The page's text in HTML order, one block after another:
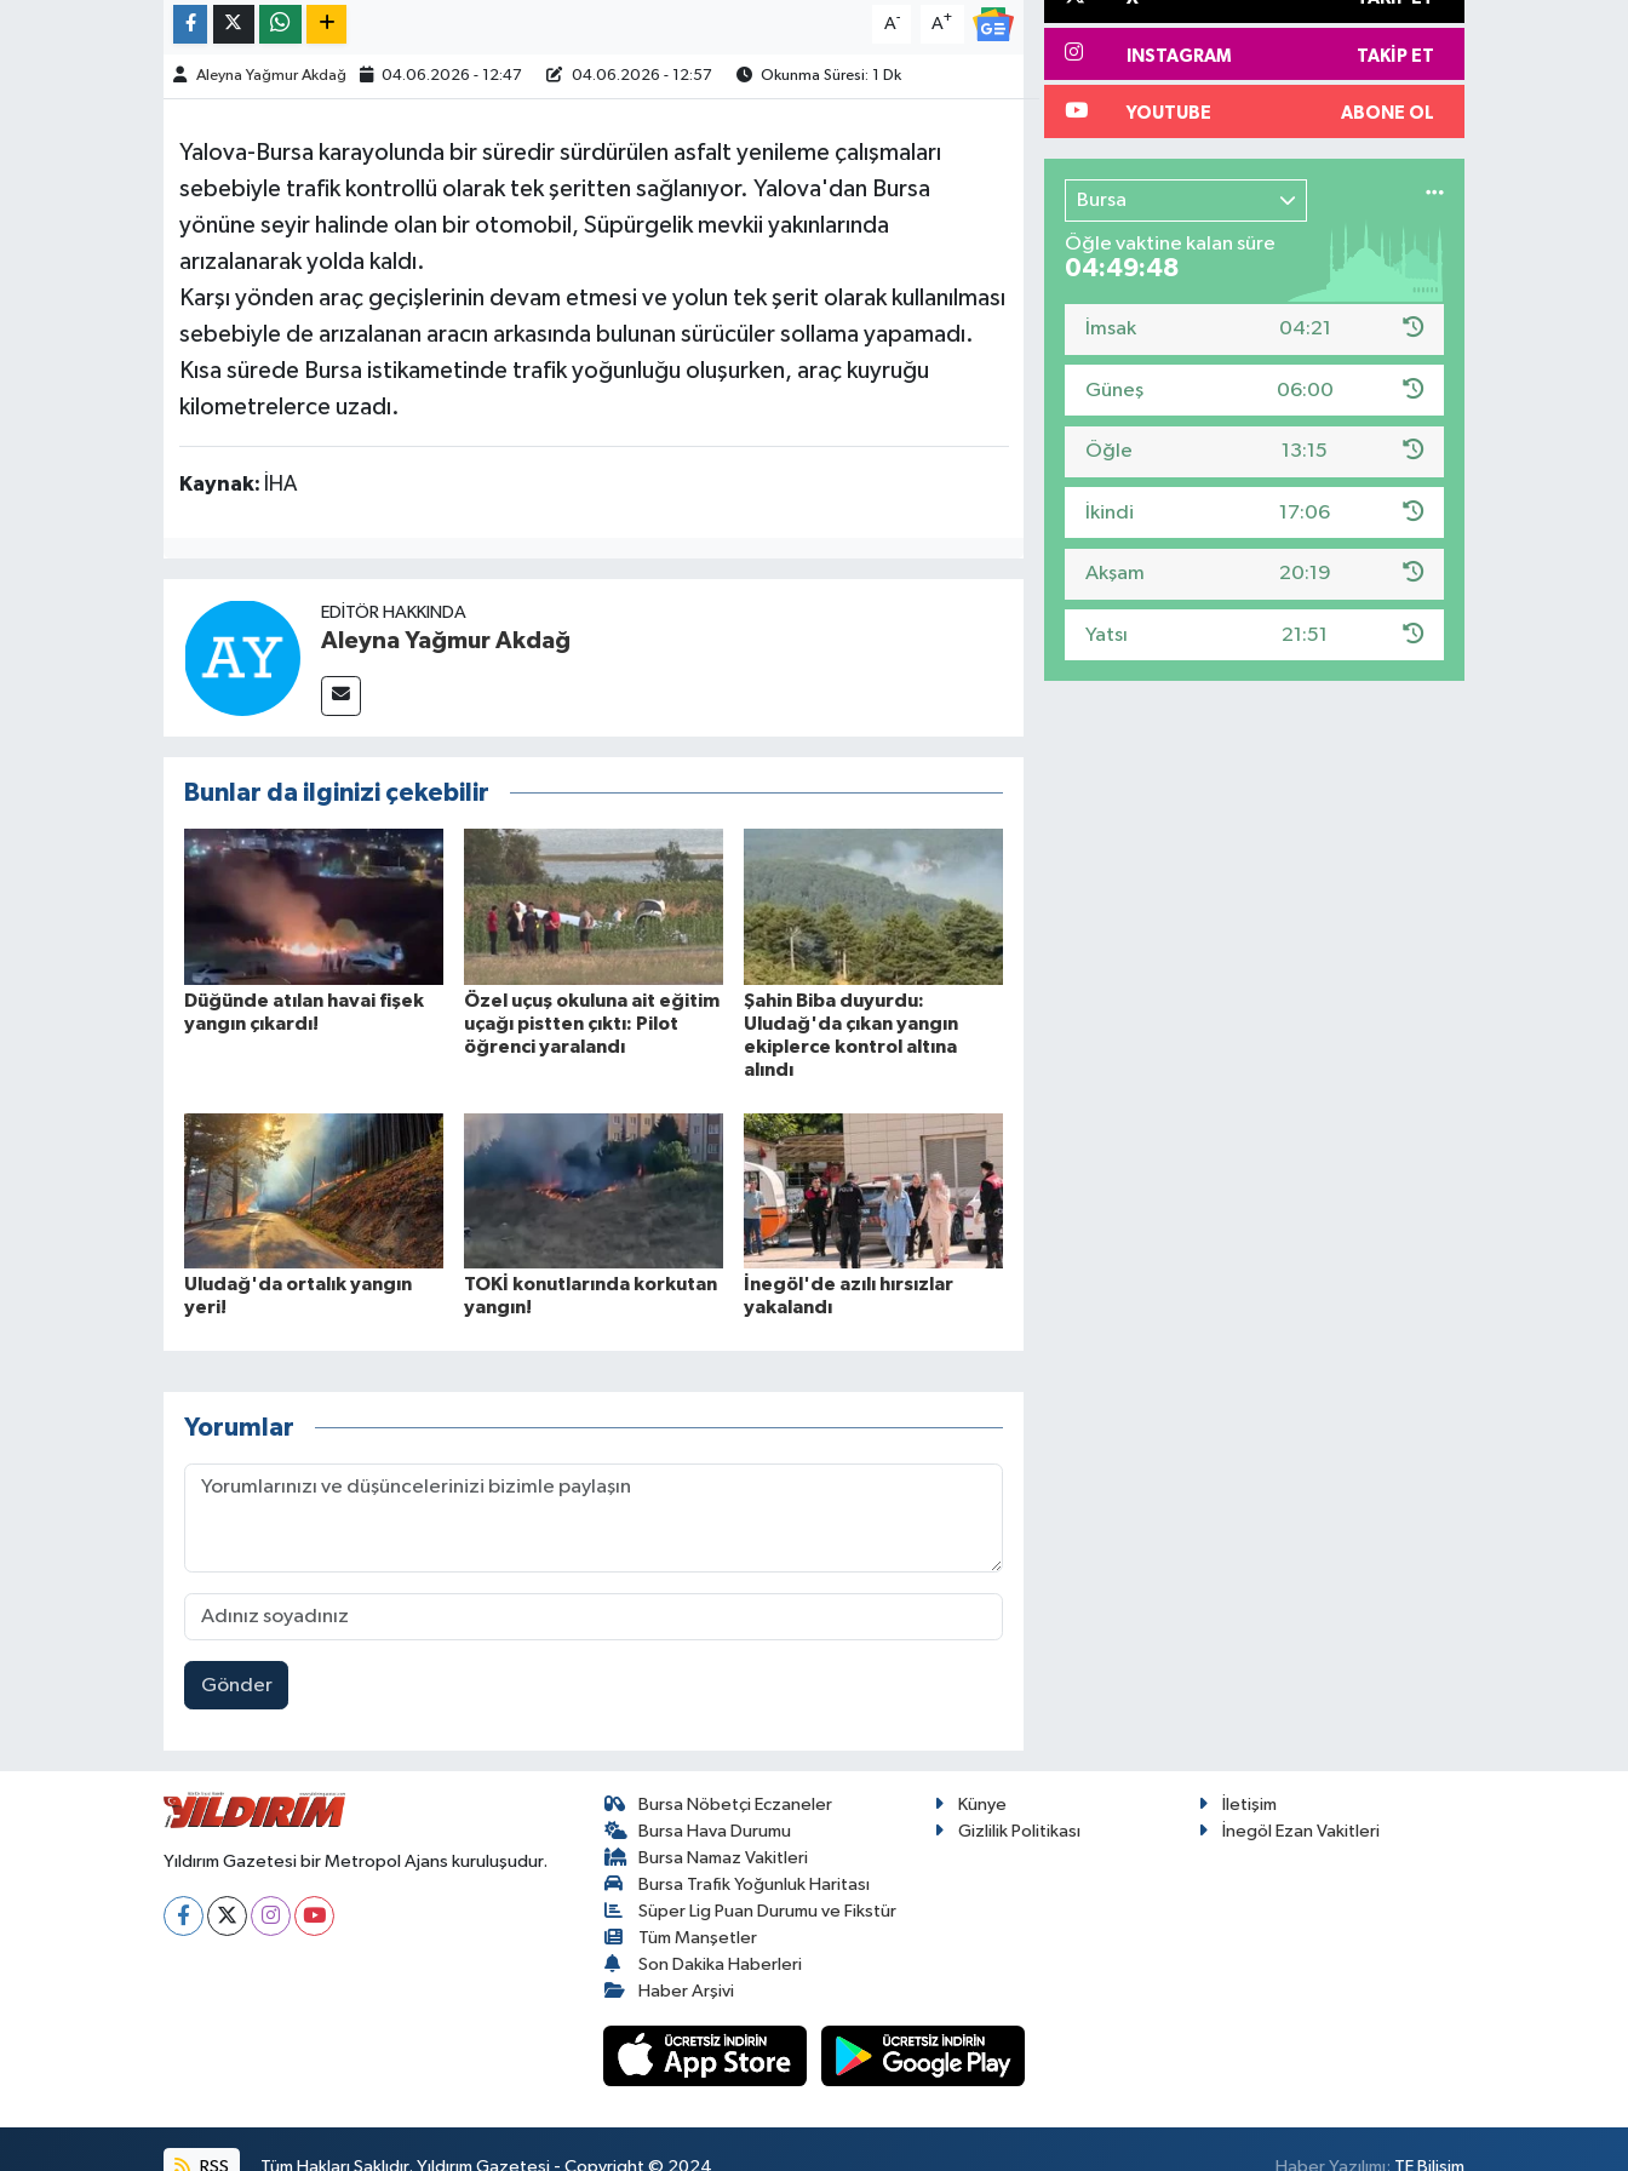
A- A+
Aleyna Yağmur Akdağ 04.06.2026 - 12:47 04.06.2026 - 12:57 Okunma Süresi: 1 Dk
Yalova-Bursa karayolunda bir süredir sürdürülen asfalt yenileme çalışmaları
sebebiyle trafik kontrollü olarak tek şeritten sağlanıyor. Yalova'dan Bursa
yönüne seyir halinde olan bir otomobil, Süpürgelik mevkii yakınlarında
arızalanarak yolda kaldı.
Karşı yönden araç geçişlerinin devam etmesi ve yolun tek şerit olarak kullanılması
sebebiyle de arızalanan aracın arkasında bulunan sürücüler sollama yapamadı.
Kısa sürede Bursa istikametinde trafik yoğunluğu oluşurken, araç kuyruğu
kilometrelerce uzadı.
Kaynak: İHA
EDITÖR HAKKINDA
Aleyna Yağmur Akdağ
Bunlar da ilginizi çekebilir
Düğünde atılan havai fişek
yangın çıkardı!
Özel uçuş okuluna ait eğitim
uçağı pistten çıktı: Pilot
öğrenci yaralandı
Şahin Biba duyurdu:
Uludağ'da çıkan yangın
ekiplerce kontrol altına
alındı
Uludağ'da ortalık yangın
yeri!
TOKİ konutlarında korkutan
yangın!
İnegöl'de azılı hırsızlar
yakalandı
Yorumlar
Gönder
INSTAGRAM TAKIP ET
YOUTUBE ABONE OL
Bursa
Öğle vaktine kalan süre
04:49:47
İmsak 04:21
Güneş 06:00
Öğle 13:15
İkindi 17:06
Akşam 20:19
Yatsı 21:51
Yıldırım Gazetesi bir Metropol Ajans kuruluşudur.
Bursa Nöbetçi Eczaneler
Bursa Hava Durumu
Bursa Namaz Vakitleri
Bursa Trafik Yoğunluk Haritası
Süper Lig Puan Durumu ve Fikstür
Tüm Manşetler
Son Dakika Haberleri
Haber Arşivi
Künye
İletişim
Gizlilik Politikası
İnegöl Ezan Vakitleri
RSS Tüm Hakları Saklıdır. Yıldırım Gazetesi - Copyright © 2024 Haber Yazılımı: TE Bilişim